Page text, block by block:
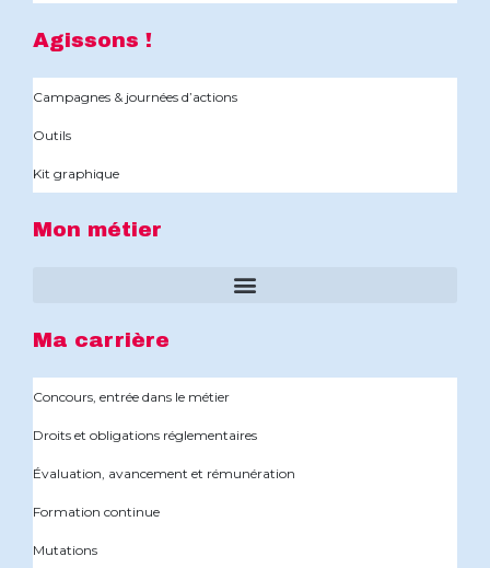
Agissons !
Campagnes & journées d’actions
Outils
Kit graphique
Mon métier
Ma carrière
Concours, entrée dans le métier
Droits et obligations réglementaires
Évaluation, avancement et rémunération
Formation continue
Mutations